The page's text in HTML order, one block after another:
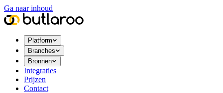
Ga naar inhoud
Platform
Branches
Bronnen
Integraties
Prijzen
Contact